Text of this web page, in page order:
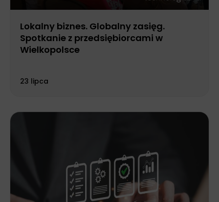
Lokalny biznes. Globalny zasięg.
Spotkanie z przedsiębiorcami w
Wielkopolsce
23 lipca